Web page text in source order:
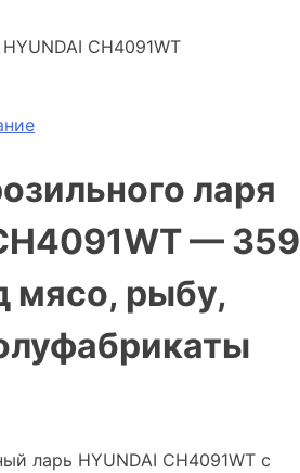
ларя
— 359
мясо, рыбу,
ларь HYUNDAI CH4091WT с